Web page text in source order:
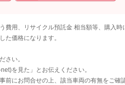
用、リサイクル預託金 相当額等、購入時
た価格になります。
さい。
を見た」とお伝えください。
にお問合せの上、該当車両の有無をご確